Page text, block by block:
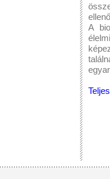
A